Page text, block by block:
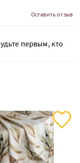
Оставить отзыв
первым, кто